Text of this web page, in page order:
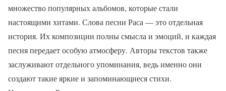
множество популярных альбомов, которые стали
настоящими хитами. Слова песни Раса — это отдельная
история. Их композиции полны смысла и эмоций, и каждая
песня передает особую атмосферу. Авторы текстов также
заслуживают отдельного упоминания, ведь именно они
создают такие яркие и запоминающиеся стихи.